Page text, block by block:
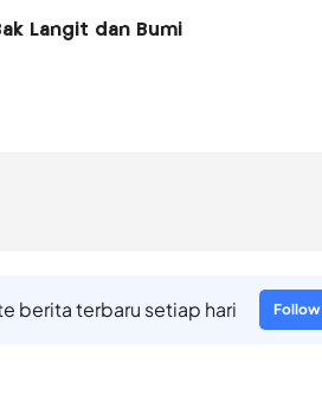
Langit dan Bumi
berita terbaru setiap hari Follow